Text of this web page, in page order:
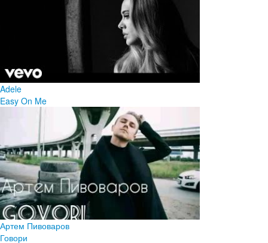
Adele
Easy On Me
Артем Пивоваров
Говори